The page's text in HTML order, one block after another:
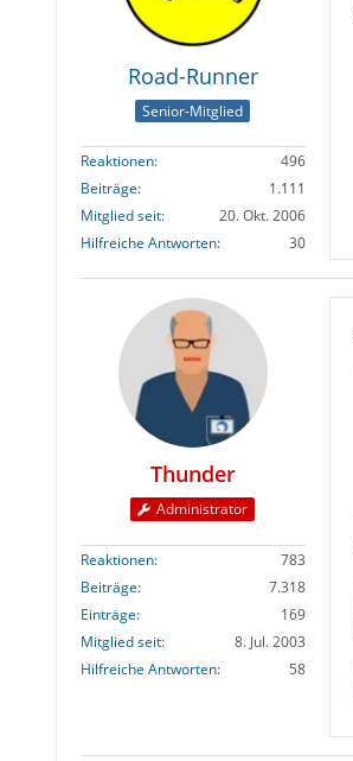
Road-Runner
Senior-Mitglied
Reaktionen
496
Beiträge
1.111
Mitglied seit
20. Okt. 2006
Hilfreiche Antworten
30
Thunder
Administrator
Reaktionen
783
Beiträge
7.318
Einträge
169
Mitglied seit
8. Jul. 2003
Hilfreiche Antworten
58